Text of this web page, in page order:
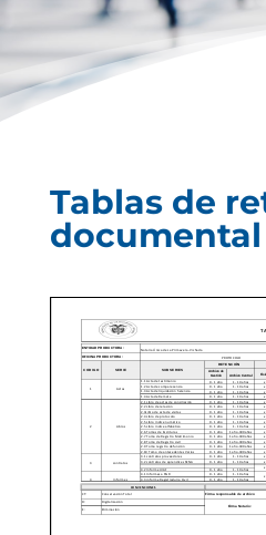
Tablas de
documental